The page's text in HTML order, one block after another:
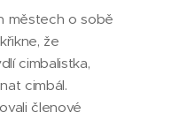
městech o sobě
že
cimbalistka,
cimbál.
členové